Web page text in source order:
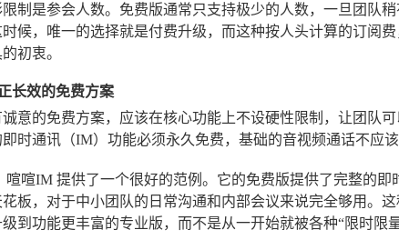
制是参会人数。免费版通常只支持极少的人数，一旦团队
候，唯一的选择就是付费升级，而这种按人头计算的订阅
初衷。
长效的免费方案
意的免费方案，应该在核心功能上不设硬性限制，让团队
时通讯（IM）功能必须永久免费，基础的音视频通话不应该
喧喧IM 提供了一个很好的范例。它的免费版提供了完整的
板，对于中小团队的日常沟通和内部会议来说完全够用。
到功能更丰富的专业版，而不是从一开始就被各种“限时限